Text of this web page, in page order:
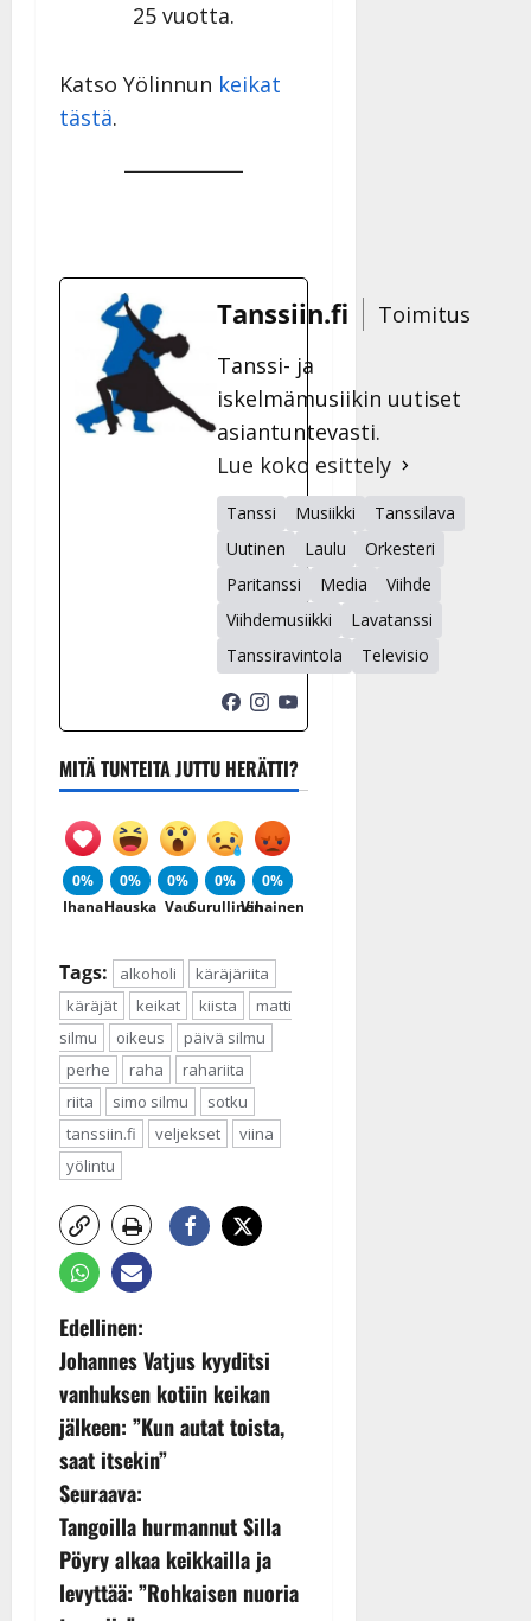
25 vuotta.
Katso Yölinnun keikat
tästä.
Tanssiin.fi
Toimitus
Tanssi- ja
iskelmämusiikin uutiset
asiantuntevasti.
Lue koko esittely
Tanssi Musiikki
Tanssilava
Uutinen
Laulu
Orkesteri
Paritanssi
Media
Viihde
Viihdemusiikki
Lavatanssi
Tanssiravintola
Televisio
MITÄ TUNTEITA JUTTU HERÄTTI?
0%
Ihana
0%
Hauska
0%
Vau
0%
Surullinen
0%
Vihainen
Tags: alkoholi
käräjäriita
käräjät
keikat kiista
matti
silmu
oikeus
päivä silmu
perhe
raha
rahariita
riita
simo silmu
sotku
tanssiin.fi
veljekset
viina
yölintu
P
o
s
t
n
a
Edellinen:
Johannes Vatjus kyyditsi
vanhuksen kotiin keikan
jälkeen: ”Kun autat toista,
saat itsekin”
Seuraava:
Tangoilla hurmannut Silla
Pöyry alkaa keikkailla ja
levyttää: ”Rohkaisen nuoria